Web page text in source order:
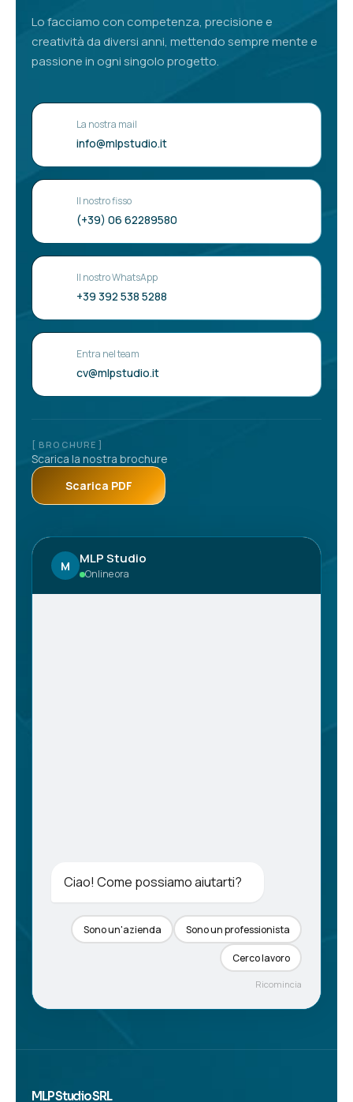
Lo facciamo con competenza, precisione e
creatività da diversi anni, mettendo sempre mente e
passione in ogni singolo progetto.
La nostra mail
info@mlpstudio.it
Il nostro fisso
(+39) 06 62289580
Il nostro WhatsApp
+39 392 538 5288
Entra nel team
cv@mlpstudio.it
[ BROCHURE ]
Scarica la nostra brochure
Scarica PDF
M MLP Studio
Online ora
Ciao! Come possiamo aiutarti?
Sono un'azienda Sono un professionista
Cerco lavoro
Ricomincia
MLP Studio SRL